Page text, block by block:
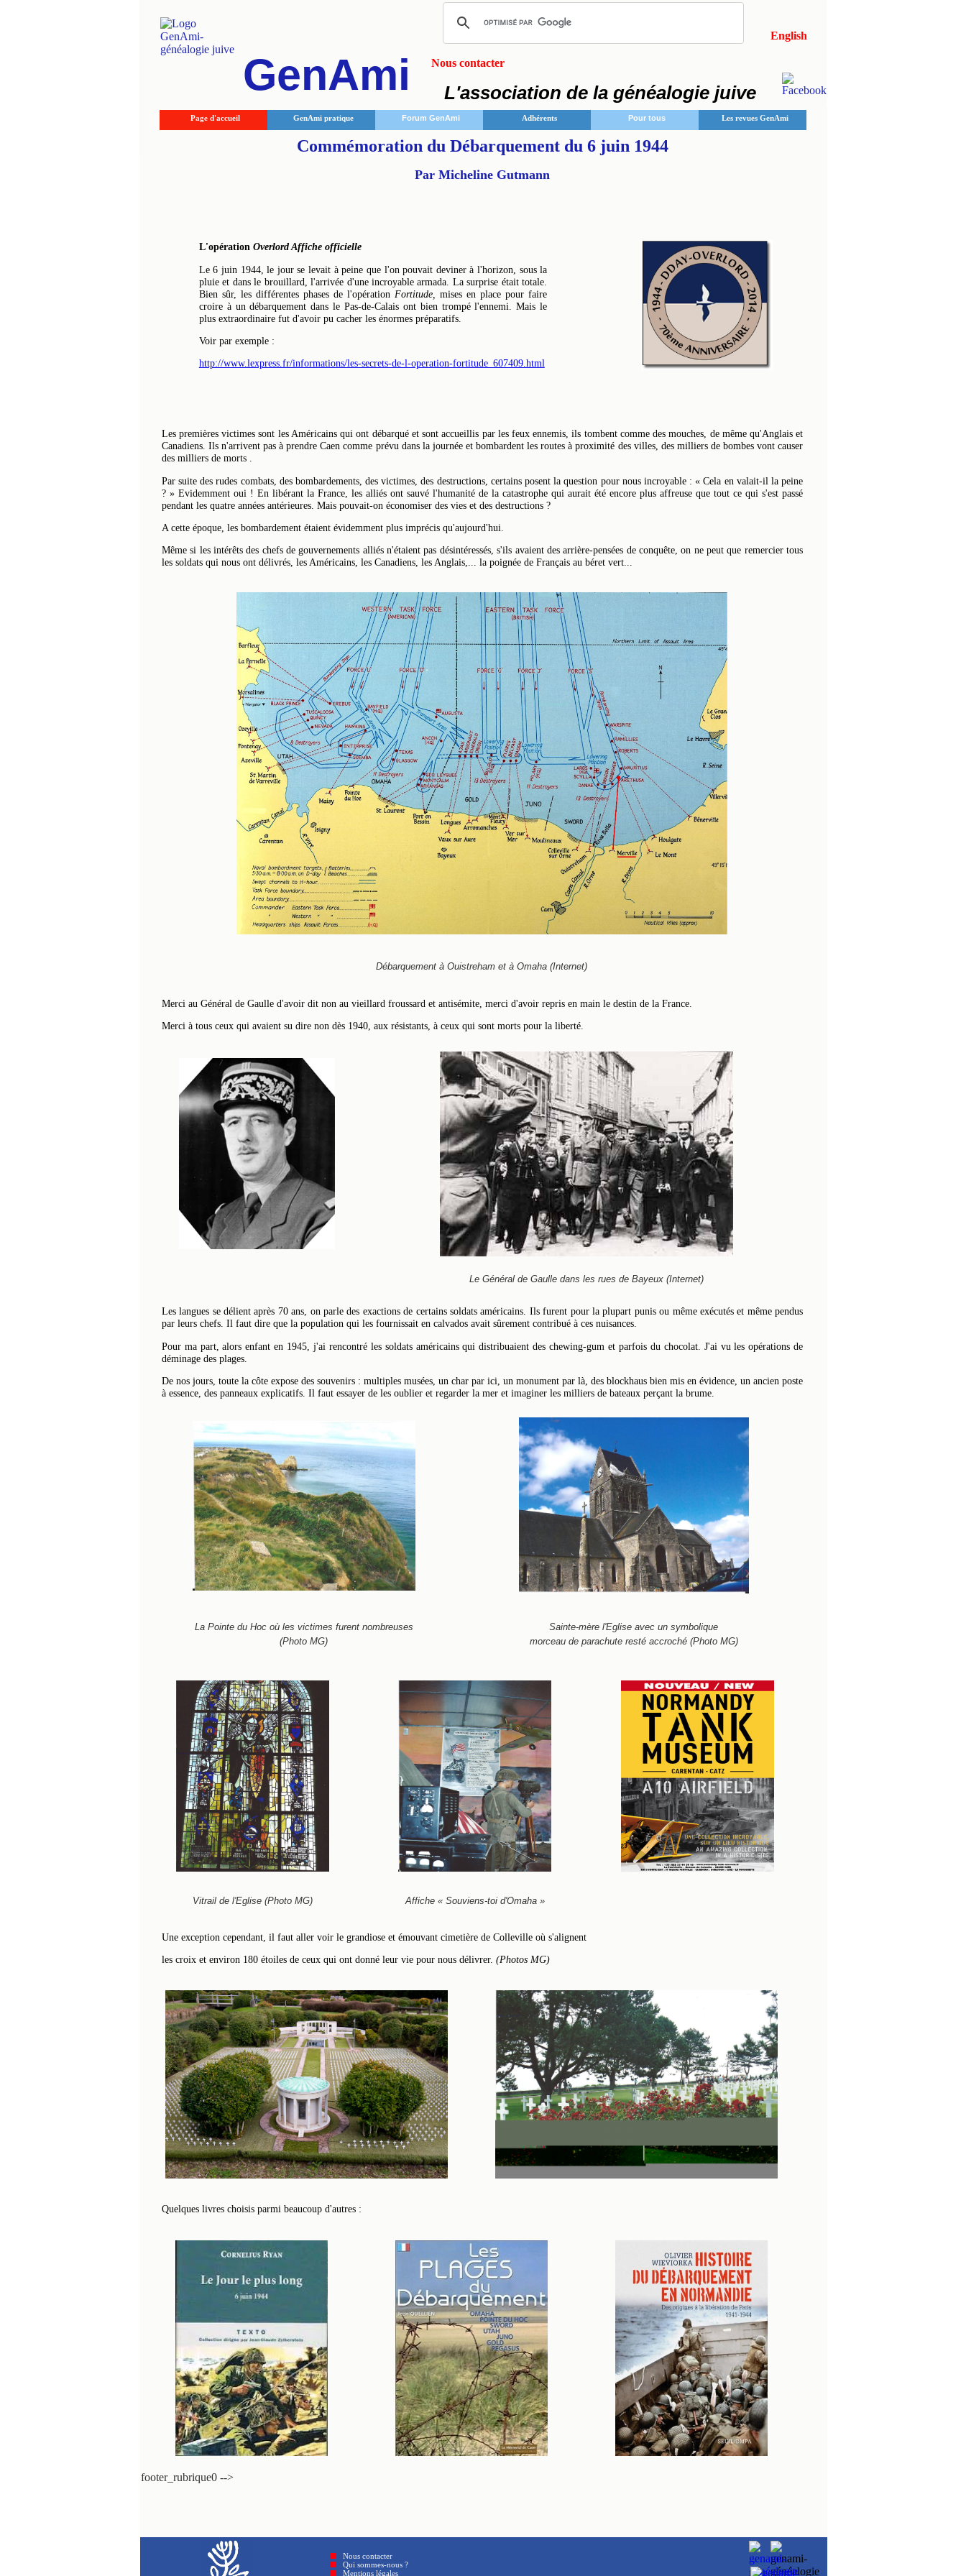
GenAmi Nous contacter
English
L'association de la généalogie juive
Page d'accueil GenAmi pratique Forum GenAmi Adhérents Pour tous Les revues GenAmi
Commémoration du Débarquement du 6 juin 1944
Par Micheline Gutmann
L'opération OverlordAffiche officielle
Le 6 juin 1944, le jour se levait à peine que l'on pouvait deviner à l'horizon, sous la
pluie et dans le brouillard, l'arrivée d'une incroyable armada. La surprise était totale.
Bien sûr, les différentes phases de l'opération Fortitude,mises en place pour faire
croire à un débarquement dans le Pas-de-Calais ont bien trompé l'ennemi. Mais le
plus extraordinaire fut d'avoir pu cacher les énormes préparatifs.
Voir par exemple :
http://www.lexpress.fr/informations/les-secrets-de-l-operation-fortitude_607409.html
Les premières victimes sont les Américains qui ont débarqué et sont accueillis par les feux ennemis, ils tombent comme des mouches, de même qu'Anglais et
Canadiens. Ils n'arrivent pas à prendre Caen comme prévu dans la journée et bombardent les routes à proximité des villes, des milliers de bombes vont causer
des milliers de morts .
Par suite des rudes combats, des bombardements, des victimes, des destructions, certains posent la question pour nous incroyable : « Cela en valait-il la peine
? » Evidemment oui ! En libérant la France, les alliés ont sauvé l'humanité de la catastrophe qui aurait été encore plus affreuse que tout ce qui s'est passé
pendant les quatre années antérieures. Mais pouvait-on économiser des vies et des destructions ?
A cette époque, les bombardement étaient évidemment plus imprécis qu'aujourd'hui.
Même si les intérêts des chefs de gouvernements alliés n'étaient pas désintéressés, s'ils avaient des arrière-pensées de conquête, on ne peut que remercier tous
les soldats qui nous ont délivrés, les Américains, les Canadiens, les Anglais,... la poignée de Français au béret vert...
Débarquement à Ouistreham et à Omaha (Internet)
Merci au Général de Gaulle d'avoir dit non au vieillard froussard et antisémite, merci d'avoir repris en main le destin de la France.
Merci à tous ceux qui avaient su dire non dès 1940, aux résistants, à ceux qui sont morts pour la liberté.
Le Général de Gaulle dans les rues de Bayeux (Internet)
Les langues se délient après 70 ans, on parle des exactions de certains soldats américains. Ils furent pour la plupart punis ou même exécutés et même pendus
par leurs chefs. Il faut dire que la population qui les fournissait en calvados avait sûrement contribué à ces nuisances.
Pour ma part, alors enfant en 1945, j'ai rencontré les soldats américains qui distribuaient des chewing-gum et parfois du chocolat. J'ai vu les opérations de
déminage des plages.
De nos jours, toute la côte expose des souvenirs : multiples musées, un char par ici, un monument par là, des blockhaus bien mis en évidence, un ancien poste
à essence, des panneaux explicatifs. Il faut essayer de les oublier et regarder la mer et imaginer les milliers de bateaux perçant la brume.
La Pointe du Hoc où les victimes furent nombreuses
(Photo MG)
Sainte-mère l'Eglise avec un symbolique
morceau de parachute resté accroché (Photo MG)
Vitrail de l'Eglise (Photo MG) Affiche « Souviens-toi d'Omaha »
Une exception cependant, il faut aller voir le grandiose et émouvant cimetière de Colleville où s'alignent
les croix et environ 180 étoiles de ceux qui ont donné leur vie pour nous délivrer. (Photos MG)
Quelques livres choisis parmi beaucoup d'autres :
footer_rubrique0 -->
Nous contacter
Qui sommes-nous ?
Mentions légales